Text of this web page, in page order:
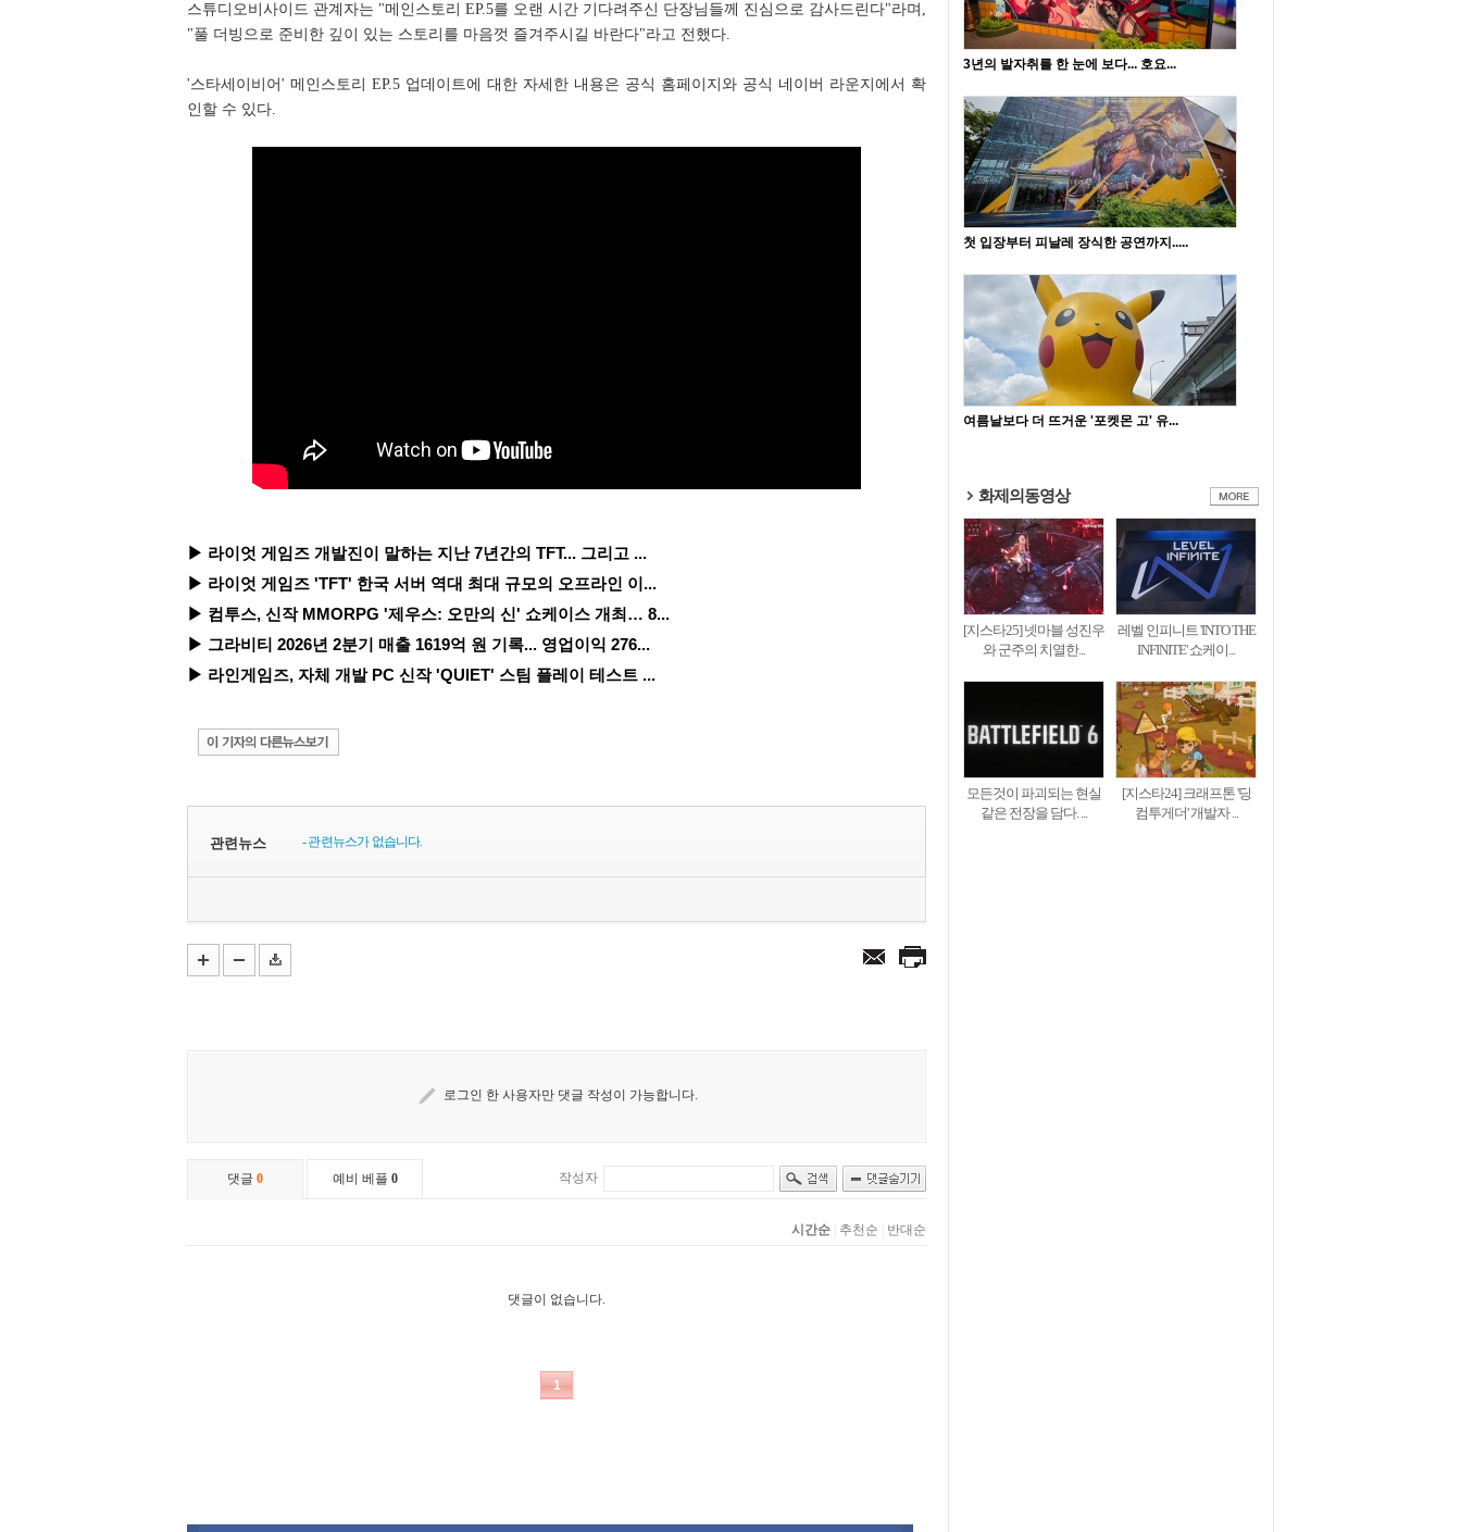
스튜디오비사이드 관계자는 "메인스토리 EP.5를 오랜 시간 기다려주신 단장님들께 진심으로 감사드린다"라며,
"풀 더빙으로 준비한 깊이 있는 스토리를 마음껏 즐겨주시길 바란다"라고 전했다.
'스타세이비어' 메인스토리 EP.5 업데이트에 대한 자세한 내용은 공식 홈페이지와 공식 네이버 라운지에서 확
인할 수 있다.
▶ 라이엇 게임즈 개발진이 말하는 지난 7년간의 TFT... 그리고 ...
▶ 라이엇 게임즈 'TFT' 한국 서버 역대 최대 규모의 오프라인 이...
▶ 컴투스, 신작 MMORPG '제우스: 오만의 신' 쇼케이스 개최… 8...
▶ 그라비티 2026년 2분기 매출 1619억 원 기록... 영업이익 276...
▶ 라인게임즈, 자체 개발 PC 신작 'QUIET' 스팀 플레이 테스트 ...
관련뉴스 - 관련뉴스가 없습니다.
3년의 발자취를 한 눈에 보다... 호요...
첫 입장부터 피날레 장식한 공연까지.....
여름날보다 더 뜨거운 '포켓몬 고' 유...
화제의동영상
[지스타25] 넷마블 성진우
와 군주의 치열한...
레벨 인피니트 'INTO THE
INFINITE' 쇼케이...
모든것이 파괴되는 현실
같은 전장을 담다. ...
[지스타24] 크래프톤 '딩
컴투게더' 개발자 ...